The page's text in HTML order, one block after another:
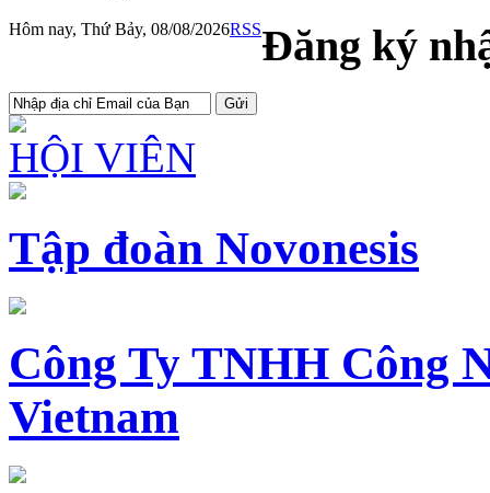
Hôm nay, Thứ Bảy, 08/08/2026RSSĐăng ký
HỘI VIÊN
Tập đoàn Novonesis
Công Ty TNHH Công
Vietnam